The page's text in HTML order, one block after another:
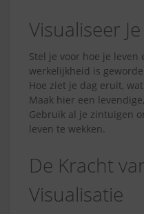
Visualiseer
Stel je voor hoe je
werkelijkheid is
Hoe ziet je dag eruit,
Maak hier een
Gebruik al je zintuigen
leven te wekken.
De Kracht
Visualisatie